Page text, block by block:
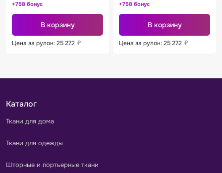
+758 бонус
В корзину
Цена за рулон: 25 272 ₽
+758 бонус
В корзину
Цена за рулон: 25 272 ₽
Каталог
Ткани для дома
Ткани для одежды
Шторные и портьерные ткани